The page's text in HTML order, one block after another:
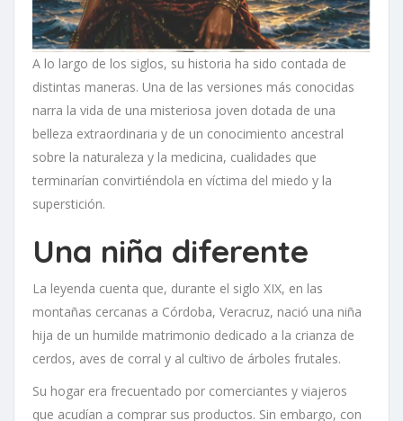
A lo largo de los siglos, su historia ha sido contada de
distintas maneras. Una de las versiones más conocidas
narra la vida de una misteriosa joven dotada de una
belleza extraordinaria y de un conocimiento ancestral
sobre la naturaleza y la medicina, cualidades que
terminarían convirtiéndola en víctima del miedo y la
superstición.
Una niña diferente
La leyenda cuenta que, durante el siglo XIX, en las
montañas cercanas a Córdoba, Veracruz, nació una niña
hija de un humilde matrimonio dedicado a la crianza de
cerdos, aves de corral y al cultivo de árboles frutales.
Su hogar era frecuentado por comerciantes y viajeros
que acudían a comprar sus productos. Sin embargo, con